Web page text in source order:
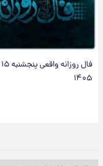
۱۴۰۵